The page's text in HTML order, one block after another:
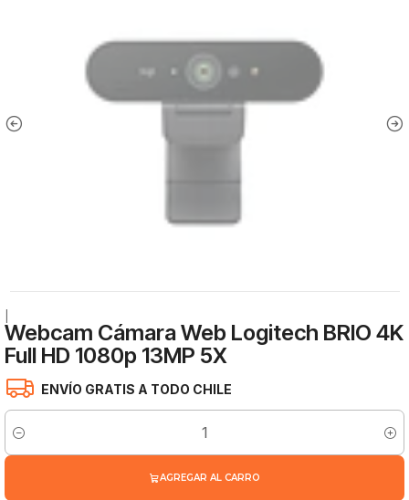
Webcam Cámara Web Logitech BRIO 4K
Full HD 1080p 13MP 5X
ENVÍO GRATIS A TODO CHILE
Cantidad
AGREGAR AL CARRO